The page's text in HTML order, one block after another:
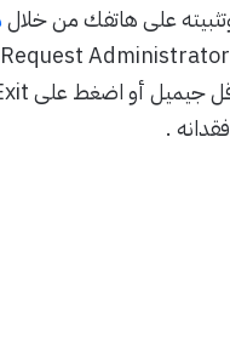
على هاتفك من خلال
.